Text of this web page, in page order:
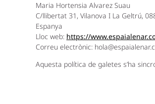
Maria Hortensia Alvarez Suau
C/llibertat 31, Vilanova I La Geltrú,
Espanya
Lloc web: https://
Correu electrònic: hola@
Aquesta política de galetes s’ha